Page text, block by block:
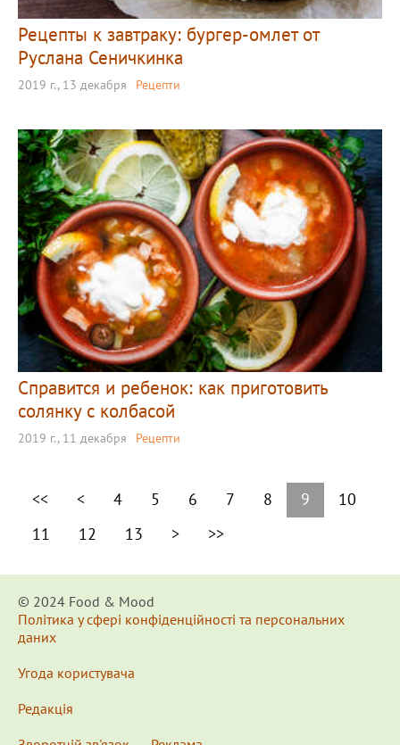
Рецепты к завтраку: бургер-омлет от
Руслана Сеничкинка
2019 г., 13 декабря Рецепти
Справится и ребенок: как приготовить
солянку с колбасой
2019 г., 11 декабря Рецепти
<< < 4 5 6 7 8 9
10
11
12 13 > >>
© 2024 Food & Мood
Політика у сфері конфіденційності та персональних
даних
Угода користувача
Редакція